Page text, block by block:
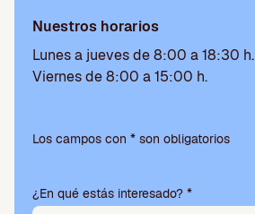
Nuestros horarios
Lunes a jueves de 8:00 a 18:30 h.
Viernes de 8:00 a 15:00 h.
o
a
Los campos con * son obligatorios
¿En qué estás interesado? *